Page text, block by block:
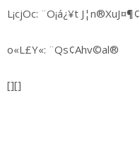
L¡cjOc: ¨O¡á¿¥t J¦n®XuJ¤¶¢
o«L£Y«: ¨Qs¢Ahv©al®
[][]